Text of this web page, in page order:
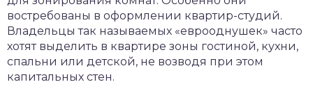
востребованы в оформлении квартир-студий.
Владельцы так называемых «еврооднушек» часто
хотят выделить в квартире зоны гостиной, кухни,
спальни или детской, не возводя при этом
капитальных стен.